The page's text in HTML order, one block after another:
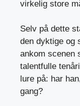
virkelig store
Selv på dette
den dyktige og
ankom scenen
talentfulle
lure på: har
gang?